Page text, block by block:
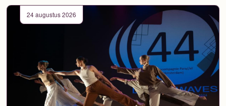
24 augustus 2026